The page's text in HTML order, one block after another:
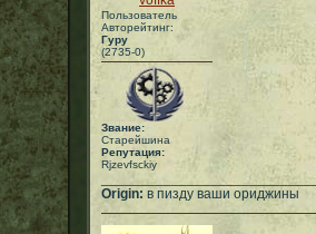
Пользователь
Авторейтинг:
Гуру
(2735-0)
Звание:
Старейшина
Репутация:
Rjzevfsckiy
Origin: в пизду ваши ориджины